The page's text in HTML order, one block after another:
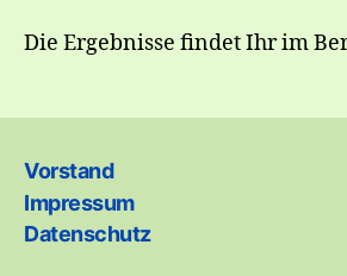
Die Ergebnisse findet Ihr im
Vorstand
Impressum
Datenschutz